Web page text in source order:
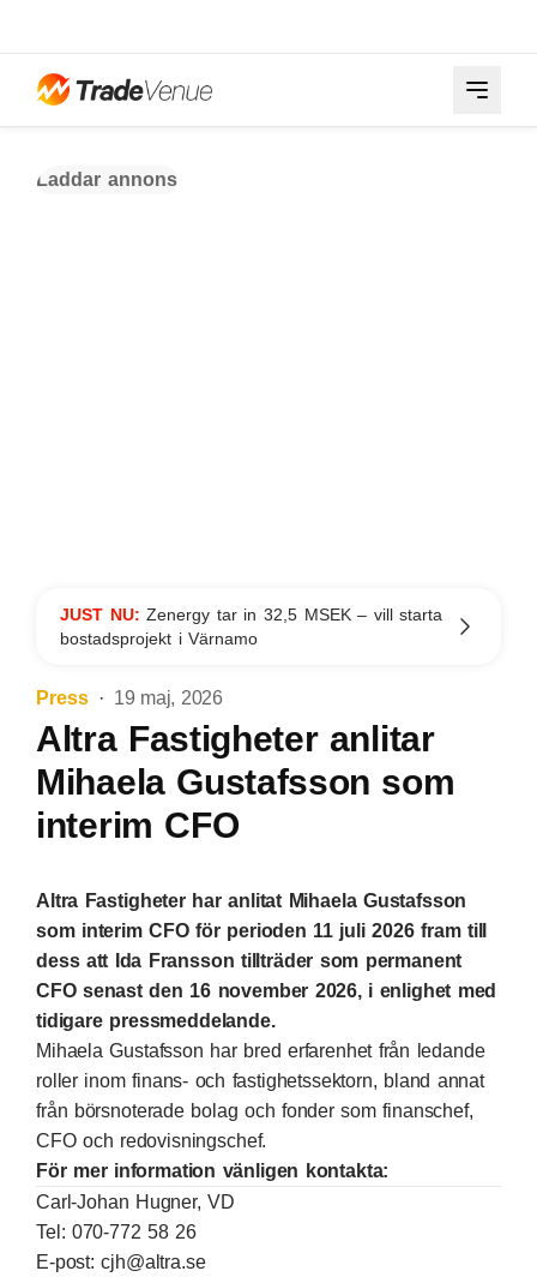
Laddar annons
JUST NU:Zenergy tar in 32,5 MSEK – vill starta
bostadsprojekt i Värnamo
Press 19 maj, 2026
Altra Fastigheter anlitar
Mihaela Gustafsson som
interim CFO
Altra Fastigheter har anlitat Mihaela Gustafsson
som interim CFO för perioden 11 juli 2026 fram till
dess att Ida Fransson tillträder som permanent
CFO senast den 16 november 2026, i enlighet med
tidigare pressmeddelande.
Mihaela Gustafsson har bred erfarenhet från ledande
roller inom finans- och fastighetssektorn, bland annat
från börsnoterade bolag och fonder som finanschef,
CFO och redovisningschef.
För mer information vänligen kontakta:
Carl-Johan Hugner, VD
Tel: 070-772 58 26
E-post:cjh@altra.se